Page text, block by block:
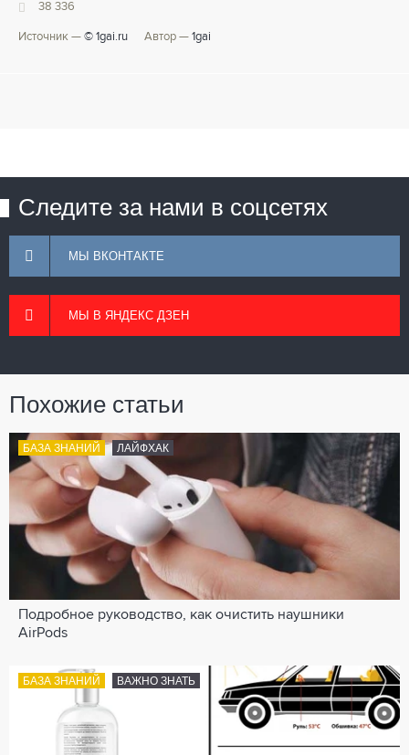
38 336
Источник — © 1gai.ru Автор — 1gai
Следите за нами в соцсетях
МЫ ВКОНТАКТЕ
МЫ В ЯНДЕКС ДЗЕН
Похожие статьи
БАЗА ЗНАНИЙ ЛАЙФХАК
Подробное руководство, как очистить наушники
AirPods
БАЗА ЗНАНИЙ ВАЖНО ЗНАТЬ